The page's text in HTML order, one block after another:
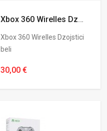
Xbox 360 Wirelles Dzojstici beli
Xbox 360 Wirelles Dzojstici
beli
30,00 €